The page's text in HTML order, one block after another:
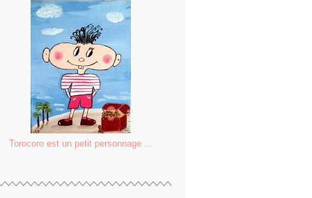
Torocoro est un petit personnage ...